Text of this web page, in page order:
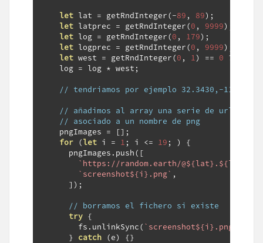
let lat = getRndInteger(-89 , 89);
let latprec = getRndInteger(0 , 9999);
let log = getRndInteger(0 , 179);
let logprec = getRndInteger(0 , 9999);
let west = getRndInteger(0 , 1) == 0 ?
    log
= log * west ;
// tendriamos por ejemplo 32.3430,-113.4350
// añadimos al array una serie de urls
// asociado a un nombre de png
    pngImages
=
[];
for (let i = 1 ; i <= 19 ; )
{
      pngImages
. push([
`https://random.earth/
`screenshot${i}.png` ,
]);
// borramos el fichero si existe
try {
        fs
. unlinkSync( `screenshot${i}.png`
} catch (e) {}